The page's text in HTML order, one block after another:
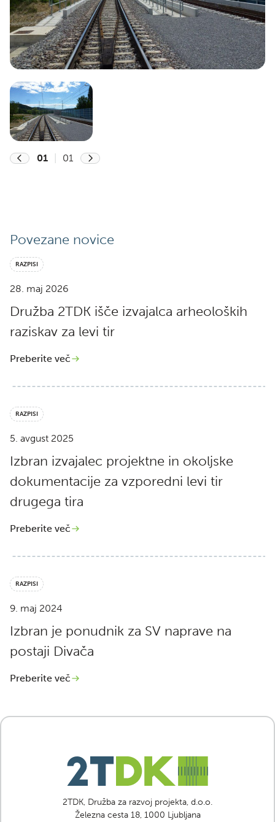
Previous
01 01
Next
Povezane novice
RAZPISI
28. maj 2026
Družba 2TDK išče izvajalca arheoloških
raziskav za levi tir
Preberite več
RAZPISI
5. avgust 2025
Izbran izvajalec projektne in okoljske
dokumentacije za vzporedni levi tir
drugega tira
Preberite več
RAZPISI
9. maj 2024
Izbran je ponudnik za SV naprave na
postaji Divača
Preberite več
2TDK, Družba za razvoj projekta, d.o.o.
Železna cesta 18, 1000 Ljubljana